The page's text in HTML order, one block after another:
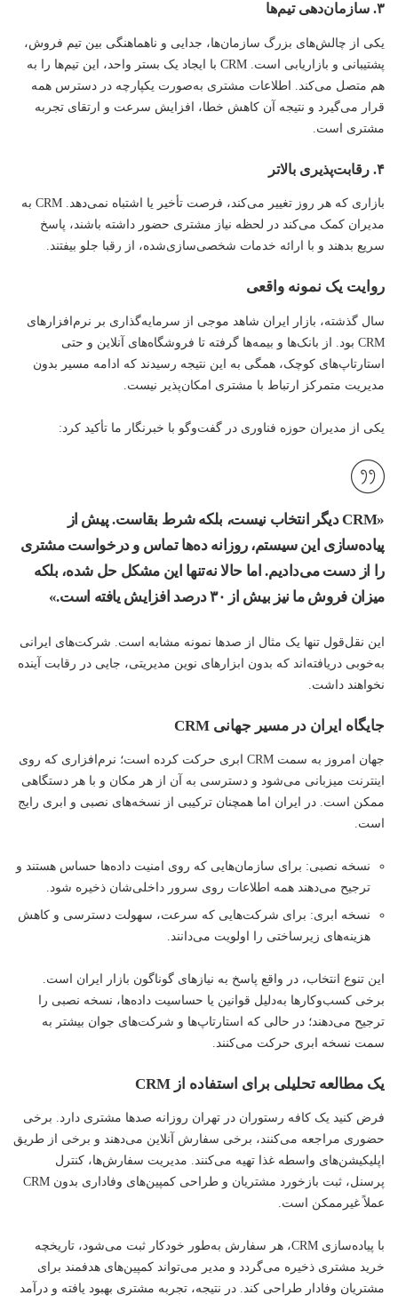
۳. سازمان‌دهی تیم‌ها
یکی از چالش‌های بزرگ سازمان‌ها، جدایی و ناهماهنگی بین تیم فروش،
پشتیبانی و بازاریابی است. CRM با ایجاد یک بستر واحد، این تیم‌ها را به
هم متصل می‌کند. اطلاعات مشتری به‌صورت یکپارچه در دسترس همه
قرار می‌گیرد و نتیجه آن کاهش خطا، افزایش سرعت و ارتقای تجربه
مشتری است.
۴. رقابت‌پذیری بالاتر
بازاری که هر روز تغییر می‌کند، فرصت تأخیر یا اشتباه نمی‌دهد. CRM به
مدیران کمک می‌کند در لحظه نیاز مشتری حضور داشته باشند، پاسخ
سریع بدهند و با ارائه خدمات شخصی‌سازی‌شده، از رقبا جلو بیفتند.
روایت یک نمونه واقعی
سال گذشته، بازار ایران شاهد موجی از سرمایه‌گذاری بر نرم‌افزارهای
CRM بود. از بانک‌ها و بیمه‌ها گرفته تا فروشگاه‌های آنلاین و حتی
استارتاپ‌های کوچک، همگی به این نتیجه رسیدند که ادامه مسیر بدون
مدیریت متمرکز ارتباط با مشتری امکان‌پذیر نیست.
یکی از مدیران حوزه فناوری در گفت‌وگو با خبرنگار ما تأکید کرد:
«CRM دیگر انتخاب نیست، بلکه شرط بقاست. پیش از
پیاده‌سازی این سیستم، روزانه ده‌ها تماس و درخواست مشتری
را از دست می‌دادیم. اما حالا نه‌تنها این مشکل حل شده، بلکه
میزان فروش ما نیز بیش از ۳۰ درصد افزایش یافته است.»
این نقل‌قول تنها یک مثال از صدها نمونه مشابه است. شرکت‌های ایرانی
به‌خوبی دریافته‌اند که بدون ابزارهای نوین مدیریتی، جایی در رقابت آینده
نخواهند داشت.
جایگاه ایران در مسیر جهانی CRM
جهان امروز به سمت CRM ابری حرکت کرده است؛ نرم‌افزاری که روی
اینترنت میزبانی می‌شود و دسترسی به آن از هر مکان و با هر دستگاهی
ممکن است. در ایران اما همچنان ترکیبی از نسخه‌های نصبی و ابری رایج
است.
نسخه نصبی: برای سازمان‌هایی که روی امنیت داده‌ها حساس هستند و
ترجیح می‌دهند همه اطلاعات روی سرور داخلی‌شان ذخیره شود.
نسخه ابری: برای شرکت‌هایی که سرعت، سهولت دسترسی و کاهش
هزینه‌های زیرساختی را اولویت می‌دانند.
این تنوع انتخاب، در واقع پاسخ به نیازهای گوناگون بازار ایران است.
برخی کسب‌وکارها به‌دلیل قوانین یا حساسیت داده‌ها، نسخه نصبی را
ترجیح می‌دهند؛ در حالی که استارتاپ‌ها و شرکت‌های جوان بیشتر به
سمت نسخه ابری حرکت می‌کنند.
یک مطالعه تحلیلی برای استفاده از CRM
فرض کنید یک کافه‌ رستوران در تهران روزانه صدها مشتری دارد. برخی
حضوری مراجعه می‌کنند، برخی سفارش آنلاین می‌دهند و برخی از طریق
اپلیکیشن‌های واسطه غذا تهیه می‌کنند. مدیریت سفارش‌ها، کنترل
پرسنل، ثبت بازخورد مشتریان و طراحی کمپین‌های وفاداری بدون CRM
عملاً غیرممکن است.
با پیاده‌سازی CRM، هر سفارش به‌طور خودکار ثبت می‌شود، تاریخچه
خرید مشتری ذخیره می‌گردد و مدیر می‌تواند کمپین‌های هدفمند برای
مشتریان وفادار طراحی کند. در نتیجه، تجربه مشتری بهبود یافته و درآمد